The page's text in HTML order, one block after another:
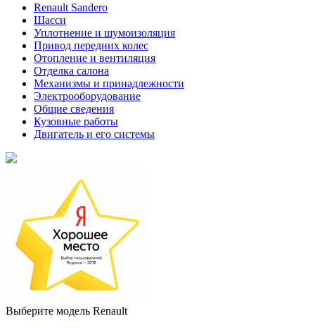
Renault Sandero
Шасси
Уплотнение и шумоизоляция
Привод передних колес
Отопление и вентиляция
Отделка салона
Механизмы и принадлежности
Электрооборудование
Общие сведения
Кузовные работы
Двигатель и его системы
Выберите модель Renault